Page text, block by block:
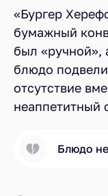
«Бургер
бумажный
был «ручной»,
блюдо
отсутствие
неаппетитный
Блюдо